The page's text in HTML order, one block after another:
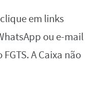
em links
ou e-mail
A Caixa não